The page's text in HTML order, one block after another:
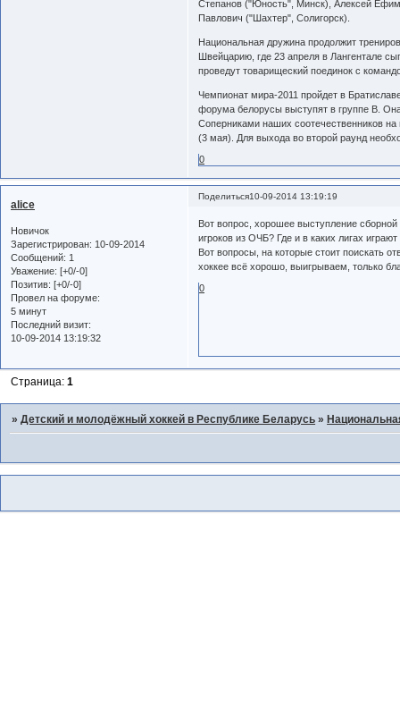
Степанов ("Юность", Минск), Алексей
Павлович ("Шахтер", Солигорск).
Национальная дружина продолжит
Швейцарию, где 23 апреля в Лангентале
проведут товарищеский поединок с
Чемпионат мира-2011 пройдет в
форума белорусы выступят в группе B.
Соперниками наших соотечественников
(3 мая). Для выхода во второй раунд
0
Поделиться10-09-2014 13:19:19
alice
Новичок
Зарегистрирован: 10-09-2014
Сообщений: 1
Уважение: [+0/-0]
Позитив: [+0/-0]
Провел на форуме:
5 минут
Последний визит:
10-09-2014 13:19:32
Вот вопрос, хорошее выступление
игроков из ОЧБ? Где и в каких лигах
Вот вопросы, на которые стоит поискать
хоккее всё хорошо, выигрываем, только
0
Страница:1
»Детский и молодёжный хоккей в Республике Беларусь »